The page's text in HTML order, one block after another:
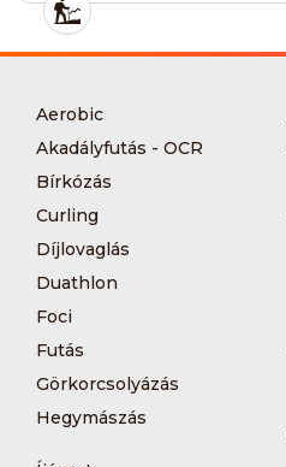
Aerobic
Akadályfutás - OCR
Bírkózás
Curling
Díjlovaglás
Duathlon
Foci
Futás
Görkorcsolyázás
Hegymászás